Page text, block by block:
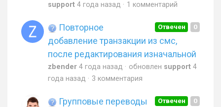
support 4 года назад 1 комментарий
0
Отвечен
Повторное
добавление транзакции из смс,
после редактирования изначальной
zbender 4 года назад обновлен support 4
года назад
3 комментария
0
Отвечен
Групповые переводы